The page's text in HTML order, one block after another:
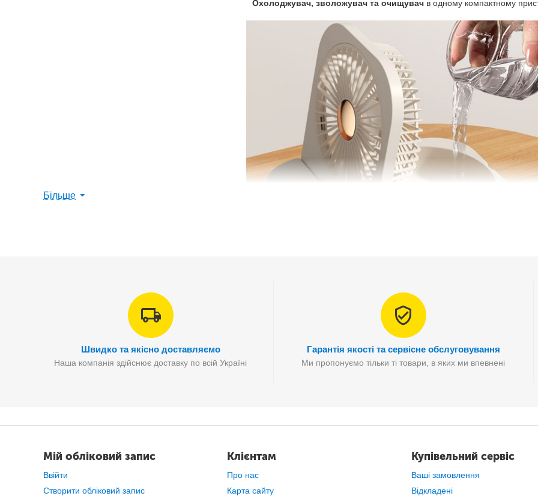
Охолоджувач, зволожувач та очищувач в одному компактному
, що працює за принципом вентиляції
Більше
Швидко та якісно доставляємо
Наша компанія здійснює доставку по всій Україні
Гарантія якості та сервісне обслуговування
Ми пропонуємо тільки ті товари, в яких ми впевнені
Мій обліковий запис
Ввійти
Створити обліковий запис
Клієнтам
Про нас
Карта сайту
Купівельний сервіс
Ваші замовлення
Відкладені